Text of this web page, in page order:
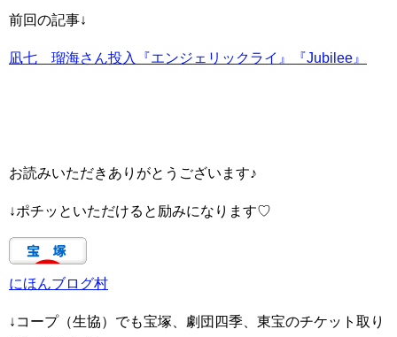
前回の記事↓
凪七 瑠海さん投入『エンジェリックライ』『Jubilee』
お読みいただきありがとうございます♪
↓ポチッといただけると励みになります♡
にほんブログ村
↓コープ（生協）でも宝塚、劇団四季、東宝のチケット取り